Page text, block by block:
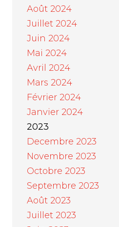
Août 2024
Juillet 2024
Juin 2024
Mai 2024
Avril 2024
Mars 2024
Février 2024
Janvier 2024
2023
Decembre 2023
Novembre 2023
Octobre 2023
Septembre 2023
Août 2023
Juillet 2023